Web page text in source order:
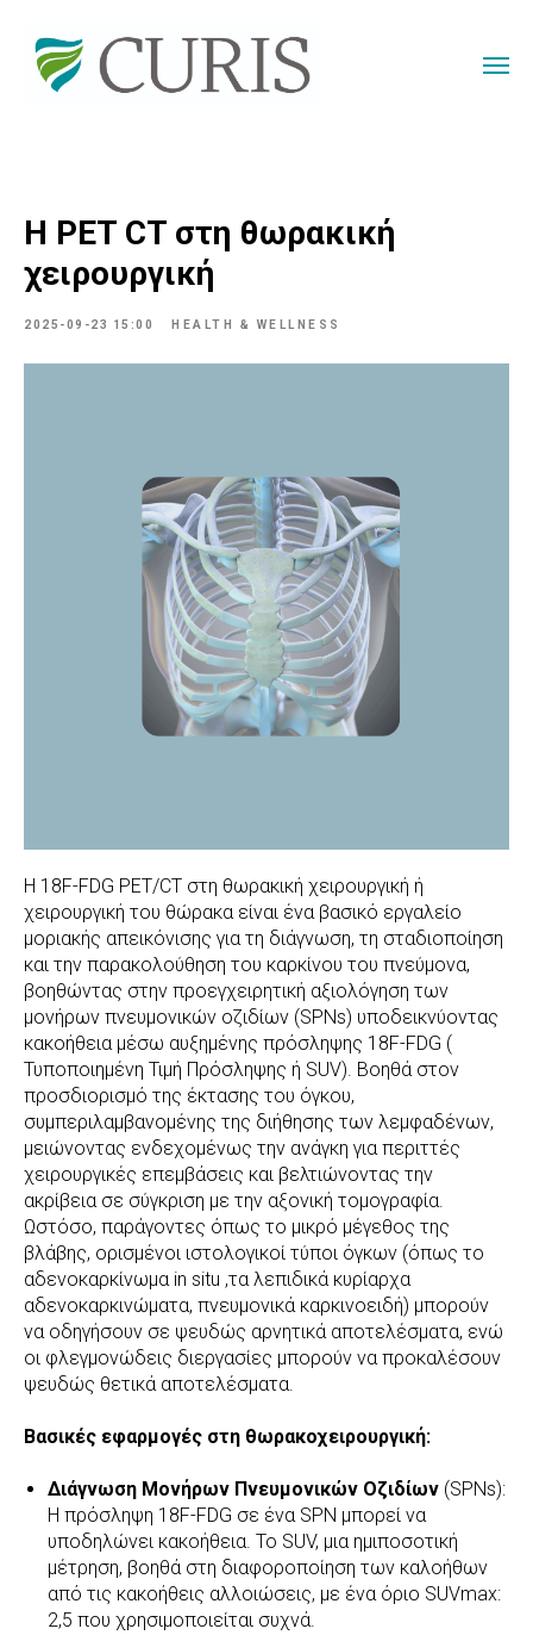
Η PET CT στη θωρακική
χειρουργική
2025-09-23 15:00 HEALTH & WELLNESS
Η 18F-FDG PET/CT στη θωρακική χειρουργική ή
χειρουργική του θώρακα είναι ένα βασικό εργαλείο
μοριακής απεικόνισης για τη διάγνωση, τη σταδιοποίηση
και την παρακολούθηση του καρκίνου του πνεύμονα,
βοηθώντας στην προεγχειρητική αξιολόγηση των
μονήρων πνευμονικών οζιδίων (SPNs) υποδεικνύοντας
κακοήθεια μέσω αυξημένης πρόσληψης 18F-FDG (
Τυποποιημένη Τιμή Πρόσληψης ή SUV). Βοηθά στον
προσδιορισμό της έκτασης του όγκου,
συμπεριλαμβανομένης της διήθησης των λεμφαδένων,
μειώνοντας ενδεχομένως την ανάγκη για περιττές
χειρουργικές επεμβάσεις και βελτιώνοντας την
ακρίβεια σε σύγκριση με την αξονική τομογραφία. ​​
Ωστόσο, παράγοντες όπως το μικρό μέγεθος της
βλάβης, ορισμένοι ιστολογικοί τύποι όγκων (όπως το
αδενοκαρκίνωμα in situ ,τα λεπιδικά κυρίαρχα
αδενοκαρκινώματα, πνευμονικά καρκινοειδή) μπορούν
να οδηγήσουν σε ψευδώς αρνητικά αποτελέσματα, ενώ
οι φλεγμονώδεις διεργασίες μπορούν να προκαλέσουν
ψευδώς θετικά αποτελέσματα.
Βασικές εφαρμογές στη θωρακοχειρουργική:
Διάγνωση Μονήρων Πνευμονικών Οζιδίων (SPNs):
Η πρόσληψη 18F-FDG σε ένα SPN μπορεί να
υποδηλώνει κακοήθεια. Το SUV, μια ημιποσοτική
μέτρηση, βοηθά στη διαφοροποίηση των καλοήθων
από τις κακοήθεις αλλοιώσεις, με ένα όριο SUVmax:
2,5 που χρησιμοποιείται συχνά.